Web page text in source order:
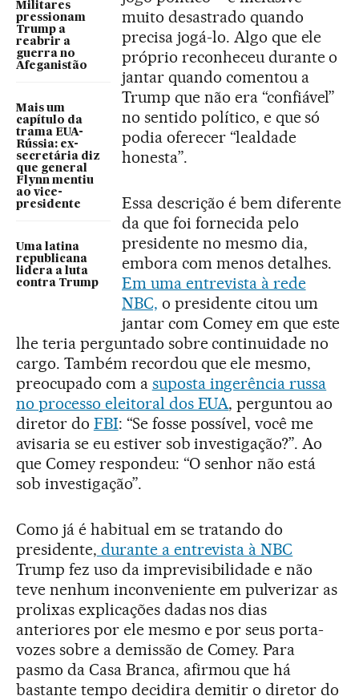
Militares
pressionam
Trump a
reabrir a
guerra no
Afeganistão
Mais um
capítulo da
trama EUA-
Rússia: ex-
secretária diz
que general
Flynn mentiu
ao vice-
presidente
Uma latina
republicana
lidera a luta
contra Trump
muito desastrado quando
precisa jogá-lo. Algo que ele
próprio reconheceu durante o
jantar quando comentou a
Trump que não era “confiável”
no sentido político, e que só
podia oferecer “lealdade
honesta”.
Essa descrição é bem diferente
da que foi fornecida pelo
presidente no mesmo dia,
embora com menos detalhes.
Em uma entrevista à rede
NBC, o presidente citou um
jantar com Comey em que este
lhe teria perguntado sobre continuidade no
cargo. Também recordou que ele mesmo,
preocupado com a suposta ingerência russa
no processo eleitoral dos EUA, perguntou ao
diretor do FBI: “Se fosse possível, você me
avisaria se eu estiver sob investigação?”. Ao
que Comey respondeu: “O senhor não está
sob investigação”.
Como já é habitual em se tratando do
presidente, durante a entrevista à NBC
Trump fez uso da imprevisibilidade e não
teve nenhum inconveniente em pulverizar as
prolixas explicações dadas nos dias
anteriores por ele mesmo e por seus porta-
vozes sobre a demissão de Comey. Para
pasmo da Casa Branca, afirmou que há
bastante tempo decidira demitir o diretor do